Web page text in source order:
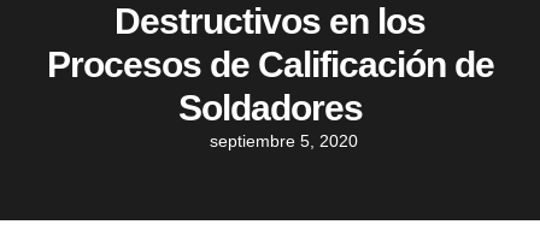
Destructivos en los
Procesos de Calificación de
Soldadores
septiembre 5, 2020